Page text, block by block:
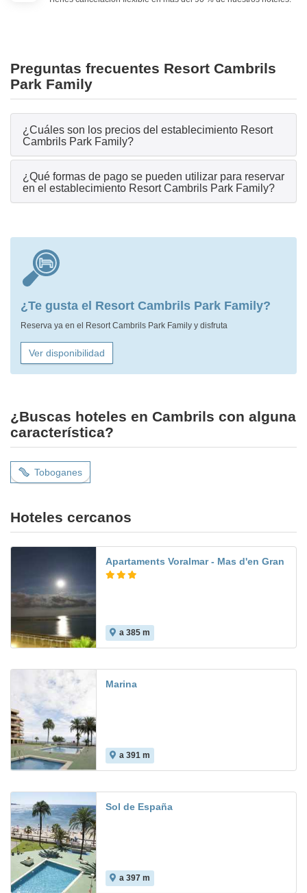
Preguntas frecuentes Resort Cambrils
Park Family
¿Cuáles son los precios del establecimiento Resort
Cambrils Park Family?
¿Qué formas de pago se pueden utilizar para reservar
en el establecimiento Resort Cambrils Park Family?
¿Te gusta el Resort Cambrils Park Family?
Reserva ya en el Resort Cambrils Park Family y disfruta
Ver disponibilidad
¿Buscas hoteles en Cambrils con alguna
característica?
Toboganes
Hoteles cercanos
Apartaments Voralmar - Mas d'en Gran
a 385 m
Marina
a 391 m
Sol de España
a 397 m